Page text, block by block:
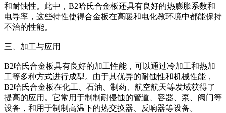
和耐蚀性。此中，B2哈氏合金板还具有良好的热膨胀系数和
电导率，这些特性使得合金板在高暖和电化教环境中都能保持
不治的性能。
三、加工与应用
B2哈氏合金板具有良好的加工性能，可以通过冷加工和热加
工等多种方式进行成型。由于其优异的耐蚀性和机械性能，
B2哈氏合金板在化工、石油、制药、航空航天等发域获得了
提高的应用。它常用于制制耐侵蚀的管道、容器、泵、阀门等
设备，和用于制制高温下的热交换器、反响器等设备。